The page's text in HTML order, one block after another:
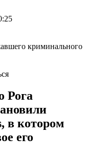
Рога
в котором
его